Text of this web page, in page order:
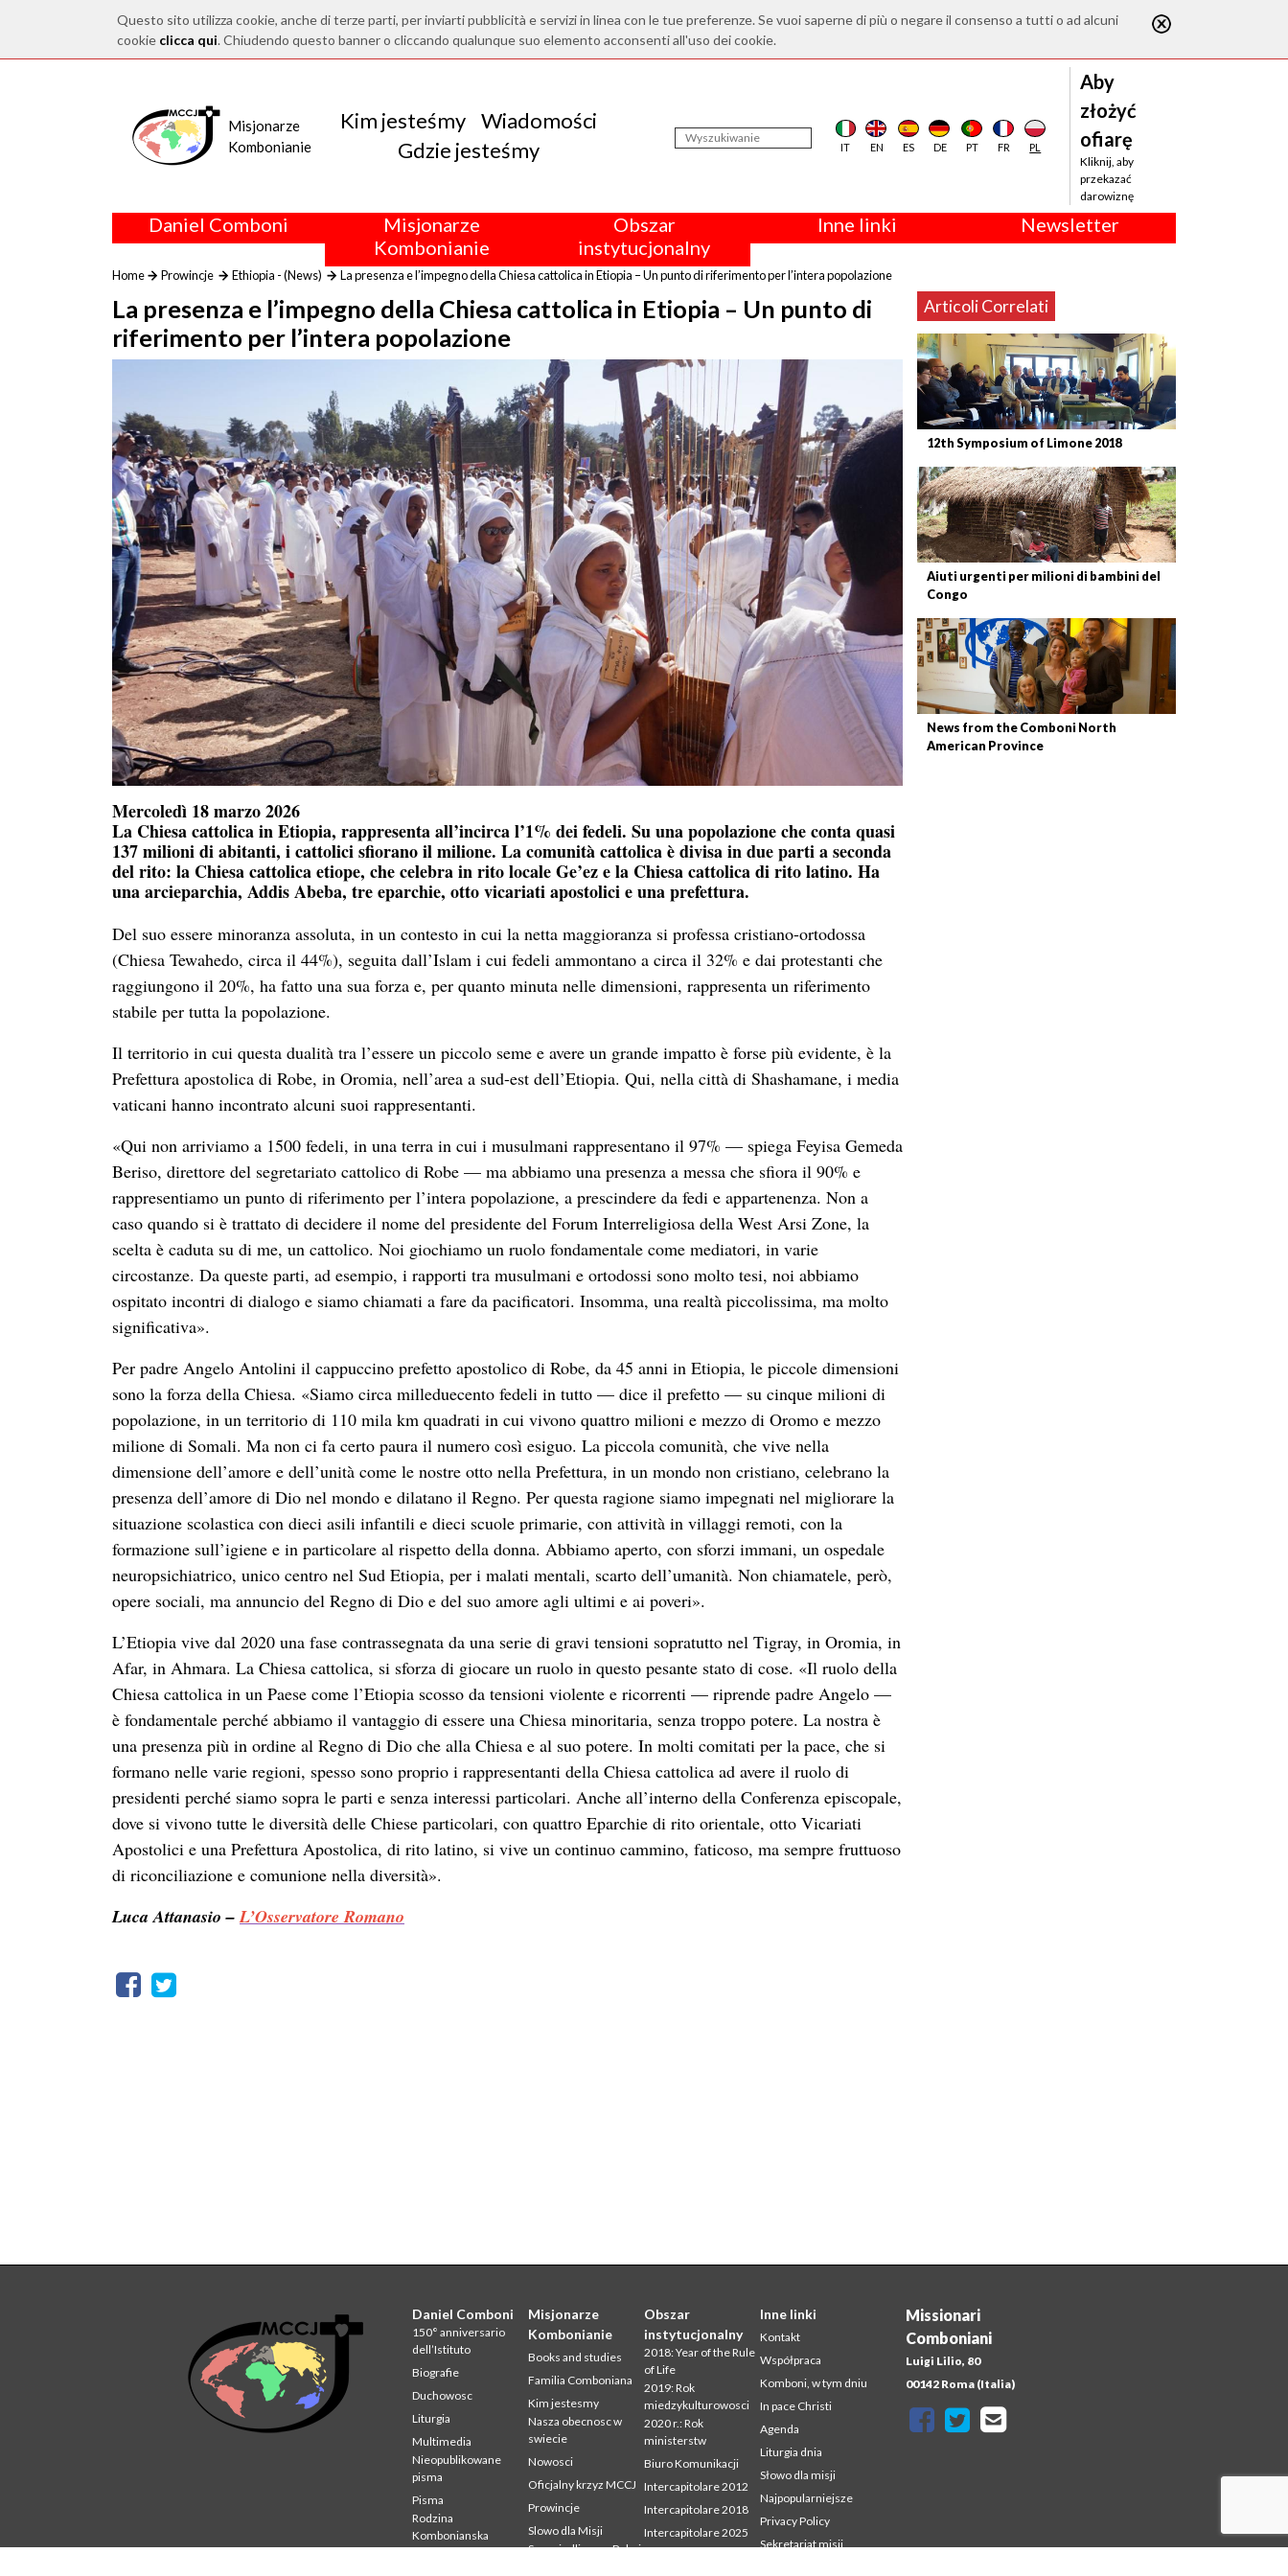
Questo sito utilizza cookie, anche di terze parti, per inviarti pubblicità e servizi in linea con le tue preferenze. Se vuoi saperne di più o negare il consenso a tutti o ad alcuni
cookie clicca qui. Chiudendo questo banner o cliccando qualunque suo elemento acconsenti all'uso dei cookie.
Misjonarze
Kombonianie
Kim jesteśmy
Wiadomości
Gdzie jesteśmy
IT EN ES DE PT FR PL
Aby
złożyć
ofiarę
Kliknij, aby
przekazać
darowiznę
Daniel Comboni
Misjonarze
Kombonianie
Obszar
instytucjonalny
Inne linki Newsletter
Home Prowincje Ethiopia - (News) La presenza e l’impegno della Chiesa cattolica in Etiopia – Un punto di riferimento per l’intera popolazione
La presenza e l’impegno della Chiesa cattolica in Etiopia – Un punto di
riferimento per l’intera popolazione
Articoli Correlati
12th Symposium of Limone 2018
Aiuti urgenti per milioni di bambini del
Congo
News from the Comboni North
American Province
Mercoledì 18 marzo 2026
La Chiesa cattolica in Etiopia, rappresenta all’incirca l’1% dei fedeli. Su una popolazione che conta quasi
137 milioni di abitanti, i cattolici sfiorano il milione. La comunità cattolica è divisa in due parti a seconda
del rito: la Chiesa cattolica etiope, che celebra in rito locale Ge’ez e la Chiesa cattolica di rito latino. Ha
una arcieparchia, Addis Abeba, tre eparchie, otto vicariati apostolici e una prefettura.
Del suo essere minoranza assoluta, in un contesto in cui la netta maggioranza si professa cristiano-ortodossa
(Chiesa Tewahedo, circa il 44%), seguita dall’Islam i cui fedeli ammontano a circa il 32% e dai protestanti che
raggiungono il 20%, ha fatto una sua forza e, per quanto minuta nelle dimensioni, rappresenta un riferimento
stabile per tutta la popolazione.
Il territorio in cui questa dualità tra l’essere un piccolo seme e avere un grande impatto è forse più evidente, è la
Prefettura apostolica di Robe, in Oromia, nell’area a sud-est dell’Etiopia. Qui, nella città di Shashamane, i media
vaticani hanno incontrato alcuni suoi rappresentanti.
«Qui non arriviamo a 1500 fedeli, in una terra in cui i musulmani rappresentano il 97% — spiega Feyisa Gemeda
Beriso, direttore del segretariato cattolico di Robe — ma abbiamo una presenza a messa che sfiora il 90% e
rappresentiamo un punto di riferimento per l’intera popolazione, a prescindere da fedi e appartenenza. Non a
caso quando si è trattato di decidere il nome del presidente del Forum Interreligiosa della West Arsi Zone, la
scelta è caduta su di me, un cattolico. Noi giochiamo un ruolo fondamentale come mediatori, in varie
circostanze. Da queste parti, ad esempio, i rapporti tra musulmani e ortodossi sono molto tesi, noi abbiamo
ospitato incontri di dialogo e siamo chiamati a fare da pacificatori. Insomma, una realtà piccolissima, ma molto
significativa».
Per padre Angelo Antolini il cappuccino prefetto apostolico di Robe, da 45 anni in Etiopia, le piccole dimensioni
sono la forza della Chiesa. «Siamo circa milleduecento fedeli in tutto — dice il prefetto — su cinque milioni di
popolazione, in un territorio di 110 mila km quadrati in cui vivono quattro milioni e mezzo di Oromo e mezzo
milione di Somali. Ma non ci fa certo paura il numero così esiguo. La piccola comunità, che vive nella
dimensione dell’amore e dell’unità come le nostre otto nella Prefettura, in un mondo non cristiano, celebrano la
presenza dell’amore di Dio nel mondo e dilatano il Regno. Per questa ragione siamo impegnati nel migliorare la
situazione scolastica con dieci asili infantili e dieci scuole primarie, con attività in villaggi remoti, con la
formazione sull’igiene e in particolare al rispetto della donna. Abbiamo aperto, con sforzi immani, un ospedale
neuropsichiatrico, unico centro nel Sud Etiopia, per i malati mentali, scarto dell’umanità. Non chiamatele, però,
opere sociali, ma annuncio del Regno di Dio e del suo amore agli ultimi e ai poveri».
L’Etiopia vive dal 2020 una fase contrassegnata da una serie di gravi tensioni sopratutto nel Tigray, in Oromia, in
Afar, in Ahmara. La Chiesa cattolica, si sforza di giocare un ruolo in questo pesante stato di cose. «Il ruolo della
Chiesa cattolica in un Paese come l’Etiopia scosso da tensioni violente e ricorrenti — riprende padre Angelo —
è fondamentale perché abbiamo il vantaggio di essere una Chiesa minoritaria, senza troppo potere. La nostra è
una presenza più in ordine al Regno di Dio che alla Chiesa e al suo potere. In molti comitati per la pace, che si
formano nelle varie regioni, spesso sono proprio i rappresentanti della Chiesa cattolica ad avere il ruolo di
presidenti perché siamo sopra le parti e senza interessi particolari. Anche all’interno della Conferenza episcopale,
dove si vivono tutte le diversità delle Chiese particolari, con quattro Eparchie di rito orientale, otto Vicariati
Apostolici e una Prefettura Apostolica, di rito latino, si vive un continuo cammino, faticoso, ma sempre fruttuoso
di riconciliazione e comunione nella diversità».
Luca Attanasio –L’Osservatore Romano
Missionari
Comboniani
Luigi Lilio, 80
00142 Roma (Italia)
Daniel Comboni
150° anniversario
dell’Istituto
Biografie
Duchowosc
Liturgia
Multimedia
Nieopublikowane
pisma
Pisma
Rodzina
Kombonianska
Misjonarze
Kombonianie
Books and studies
Familia Comboniana
Kim jestesmy
Nasza obecnosc w
swiecie
Nowosci
Oficjalny krzyz MCCJ
Prowincje
Slowo dla Misji
Sprawiedliwosc, Pokoj
Obszar
instytucjonalny
2018: Year of the Rule
of Life
2019: Rok
miedzykulturowosci
2020 r.: Rok
ministerstw
Biuro Komunikacji
Intercapitolare 2012
Intercapitolare 2018
Intercapitolare 2025
Inne linki
Kontakt
Współpraca
Komboni, w tym dniu
In pace Christi
Agenda
Liturgia dnia
Słowo dla misji
Najpopularniejsze
Privacy Policy
Sekretariat misji